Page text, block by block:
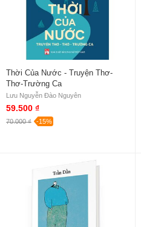
Thời Của Nước - Truyện Thơ-
Thơ-Trường Ca
Lưu Nguyễn Đào Nguyên
59.500 ₫
70.000 ₫ -15%